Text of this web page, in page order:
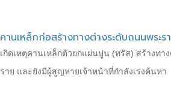
คานเหล็กก่อสร้างทางต่างระดับถนนพร
เกิดเหตุคานเหล็กตัวยกแผ่นปูน (ทรัส) สร้างทา
ราย และยังมีผู้สูญหายเจ้าหน้าที่กำลังเร่งค้นหา